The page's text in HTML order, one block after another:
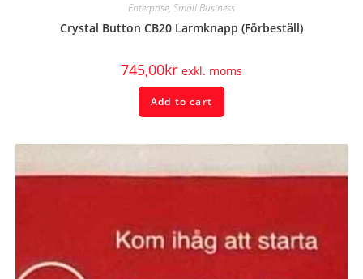
Enterprise, Small Business
Crystal Button CB20 Larmknapp (Förbeställ)
745,00kr exkl. moms
Add to cart